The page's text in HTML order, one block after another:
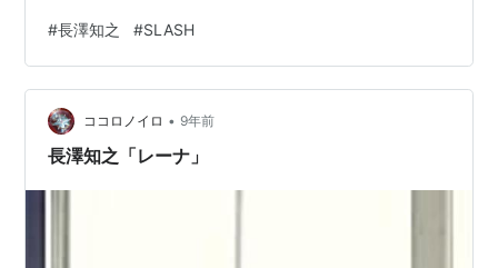
変わる 一曲目に相応しく、テンション爆上げ！始まった
ー！うぉー！って現実とのスイッチをOFFにしました。
長澤くん、めっちゃ声の調子良さそう！気持ち良さそう
にニコニコしてくれる。 ・GOODBYE,HELLO バイバー
イ この野郎～♪のところで目をグワッと見開…
#長澤知之 #SLASH
ココロノイロ • 9年前
長澤知之「レーナ」